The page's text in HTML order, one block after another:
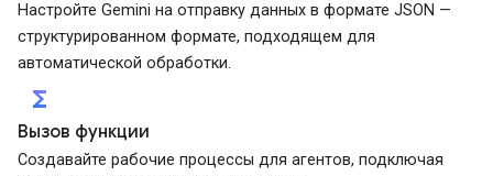
Настройте Gemini на отправку данных в формате JSON —
структурированном формате, подходящем для
автоматической обработки.
functions
Вызов функции
Создавайте рабочие процессы для агентов, подключая